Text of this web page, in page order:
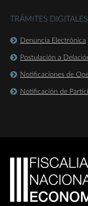
TRÁMITES DIGITALES
Denuncia Electrónica
Postulación a
Notificaciones de
Notificación de